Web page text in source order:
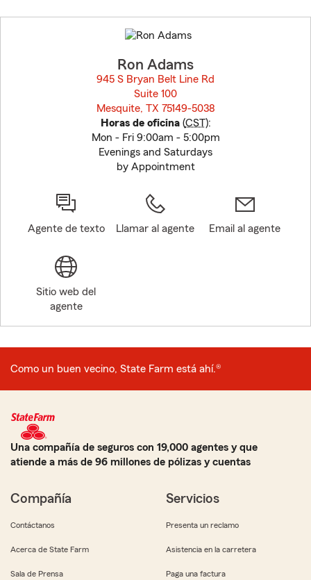
to
before
Ron Adams
945 S Bryan Belt Line Rd
Suite 100
Mesquite, TX 75149-5038
Horas de oficina(CST):
Mon - Fri 9:00am - 5:00pm
Evenings and Saturdays
by Appointment
Agente de texto Llamar al agente Email al agente
Sitio web del
agente
Como un buen vecino, State Farm está ahí.®
Una compañía de seguros con 19,000 agentes y que
atiende a más de 96 millones de pólizas y cuentas
Compañía
Contáctanos
Acerca de State Farm
Sala de Prensa
Servicios
Presenta un reclamo
Asistencia en la carretera
Paga una factura